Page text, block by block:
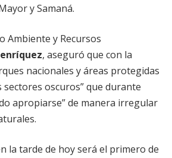
y Samaná.
Ambiente y Recursos
, aseguró que con la
nacionales y áreas protegidas
sectores oscuros” que durante
apropiarse” de manera irregular
la tarde de hoy será el primero de